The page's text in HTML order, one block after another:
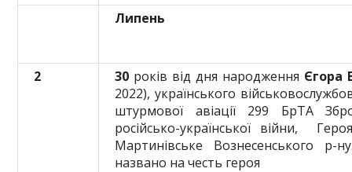
Липень
2 30 років від дня народження Єгора
2022), українського
штурмової авіації 299 БрТА
російсько-української війни,
Мартинівське Вознесенського
названо на честь героя